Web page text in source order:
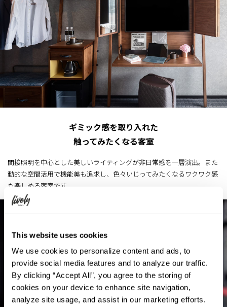
This website uses cookies
We use cookies to personalize content and ads, to
provide social media features and to analyze our traffic.
By clicking “Accept All”, you agree to the storing of
cookies on your device to enhance site navigation,
analyze site usage, and assist in our marketing efforts.
ギミック感を取り入れた
触ってみたくなる客室
間接照明を中心とした美しいライティングが非日常感を一層演出。また
動的な空間活用で機能美も追求し、色々いじってみたくなるワクワク感
も楽しめる客室です。